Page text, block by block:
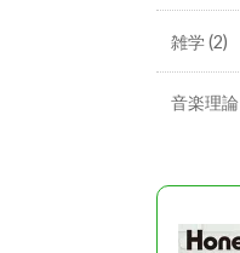
雑学(2)
音楽理論